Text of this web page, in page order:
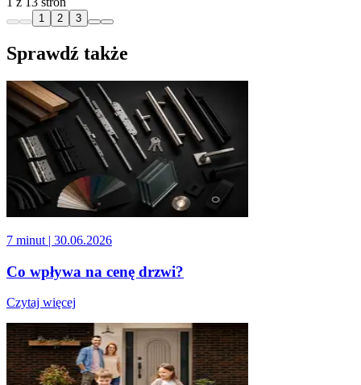
1 2 3
Sprawdź także
7 minut | 30.06.2026
Co wpływa na cenę drzwi?
Czytaj więcej